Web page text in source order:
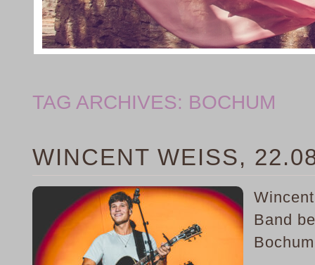
TAG ARCHIVES: BOCHUM
WINCENT WEISS,
Band
Bochum